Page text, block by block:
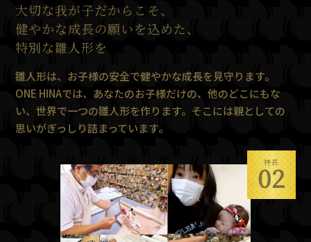
大切な我が子だからこそ、
健やかな成長の願いを込めた、
特別な雛人形を
雛人形は、お子様の安全で健やかな成長を見守ります。
ONE HINAでは、あなたのお子様だけの、他のどこにもな
い、世界で一つの雛人形を作ります。そこには親としての
思いがぎっしり詰まっています。
特長
02